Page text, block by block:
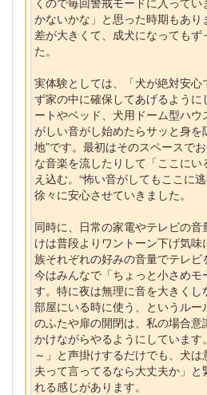
かないかな」と思った時期もあ
差が大きくて、成犬になってもず
た。
実体験としては、「犬が絶対安
ず家の中に確保してあげるように
ートやベッド、犬用ドーム型ハ
がしい音がし始めたらサッと身を
地”です。最初はそのスペースで
な音楽を流したりして「ここに
え込む。“怖い音がしてもここに
徐々に安心させていきました。
同時に、日常の家電やテレビの
けは普段よりワントーン下げ気
族それぞれの好みの音量でテレビ
今はみんなで「ちょっと小さめモ
す。特に夜は無理に音を大きく
部屋にいる時に使う、というル
のふたや扉の開閉は、私の場合意
かけながらやるようにしています
～」と声掛けするだけでも、犬
夫って言ってるなら大丈夫か」と
れる感じがあります。